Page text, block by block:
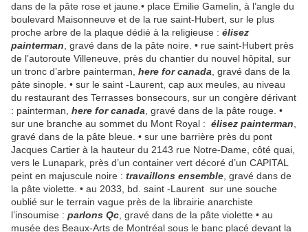
dans de la pâte rose et jaune.• place Emilie Gamelin, à l’angle du
boulevard Maisonneuve et de la rue saint-Hubert, sur le plus
proche arbre de la plaque dédié à la religieuse : élisez
painterman , gravé dans de la pâte noire. • rue saint-Hubert près
de l’autoroute Villeneuve, près du chantier du nouvel hôpital, sur
un tronc d’arbre painterman, here for canada , gravé dans de la
pâte sinople. • sur le saint -Laurent, cap aux meules, au niveau
du restaurant des Terrasses bonsecours, sur un congère dérivant
: painterman, here for canada , gravé dans de la pâte rouge. •
sur une branche au sommet du Mont Royal : élisez painterman
gravé dans de la pâte bleue. • sur une barrière près du pont
Jacques Cartier à la hauteur du 2143 rue Notre-Dame, côté quai,
vers le Lunapark, près d’un container vert décoré d’un CAPITAL
peint en majuscule noire : travaillons ensemble , gravé dans de
la pâte violette. • au 2033, bd. saint -Laurent sur une souche
oublié sur le terrain vague près de la librairie anarchiste
l’insoumise : parlons Qc , gravé dans de la pâte violette • au
musée des Beaux-Arts de Montréal sous le banc placé devant la